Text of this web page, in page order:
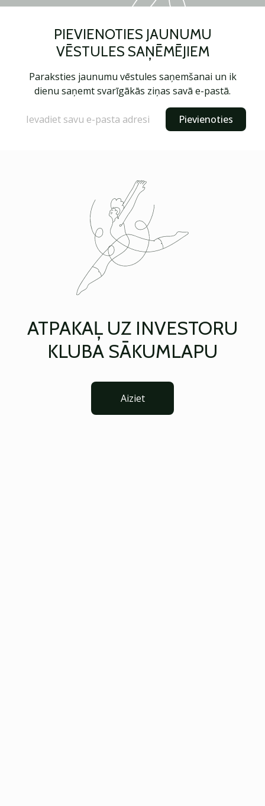
PIEVIENOTIES JAUNUMU
VĒSTULES SAŅĒMĒJIEM
Paraksties jaunumu vēstules saņemšanai un ik
dienu saņemt svarīgākās ziņas savā e-pastā.
Pievienoties
ATPAKAĻ UZ INVESTORU
KLUBA SĀKUMLAPU
Aiziet